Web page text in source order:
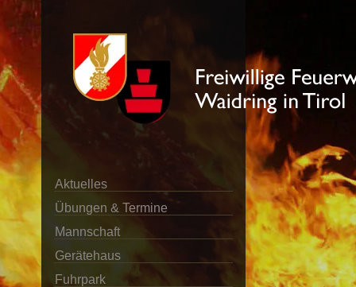
Aktuelles
Übungen & Termine
Mannschaft
Gerätehaus
Fuhrpark